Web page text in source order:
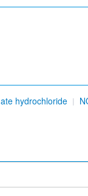
hydrochloride